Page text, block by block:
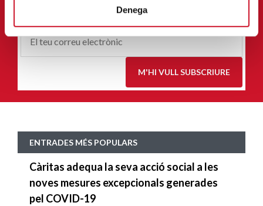
Denega
APUNTA'T AL NOSTRE BUTLLETÍ ELECTRÒNIC
Correu-
M'HI VULL SUBSCRIURE
ENTRADES MÉS POPULARS
Càritas adequa la seva acció social a les
noves mesures excepcionals generades
pel COVID-19